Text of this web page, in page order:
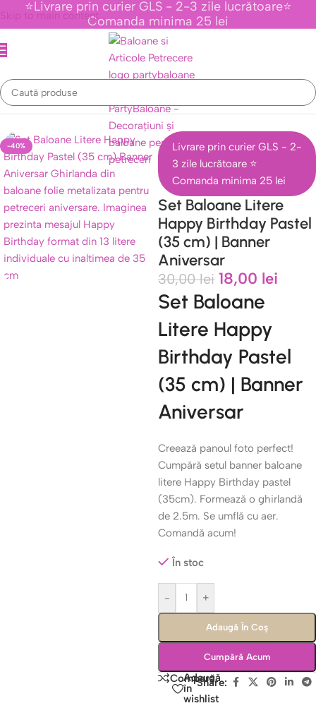
Skip to main content
⭐Livrare prin curier GLS - 2-3 zile lucrătoare⭐
Comanda minima 25 lei
si Ghirlande/Bannere Balon Folie - Happy Birthday Si La Multi Ani
-40%
Livrare prin curier GLS - 2-
3 zile lucrătoare ⭐
Comanda minima 25 lei
Set Baloane Litere
Happy Birthday Pastel
(35 cm) | Banner
Aniversar
30,00lei 18,00 lei
Set Baloane
Litere Happy
Birthday Pastel
(35 cm) | Banner
Aniversar
Creează panoul foto perfect!
Cumpără setul banner baloane
litere Happy Birthday pastel
(35cm). Formează o ghirlandă
de 2.5m. Se umflă cu aer.
Comandă acum!
În stoc
- +
Adaugă În Coș
Cumpără Acum
Compară
Adaugă
în
wishlist
Share: